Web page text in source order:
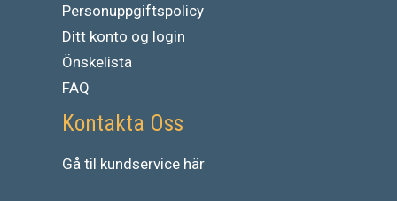
Personuppgiftspolicy
Ditt konto og login
Önskelista
FAQ
Kontakta Oss
Gå til kundservice här